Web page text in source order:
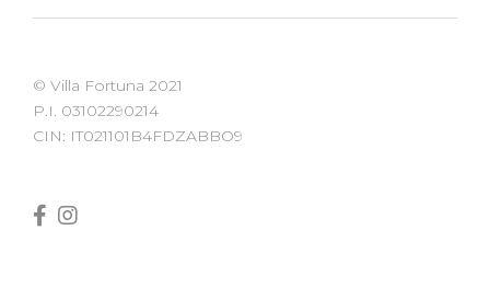
© Villa Fortuna 2021
P.I. 03102290214
CIN: IT021101B4FDZABBO9